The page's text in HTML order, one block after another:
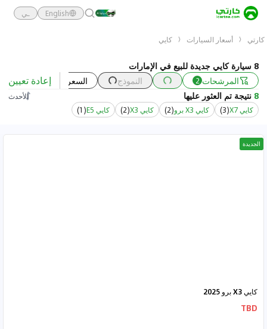
English ـي
كارتي أسعار السيارات كايي
8 سيارة كايي جديدة للبيع في الإمارات
المرشحات 2 النموذج السعر السنة
إعادة تعيين
8 نتيجة تم العثور عليها
الأحدث
كايي X7
(
3
) كايي X3 برو (
2
) كايي X3 (
2
) كايي E5 (
1
)
الجديدة
كايي X3 برو 2025
TBD